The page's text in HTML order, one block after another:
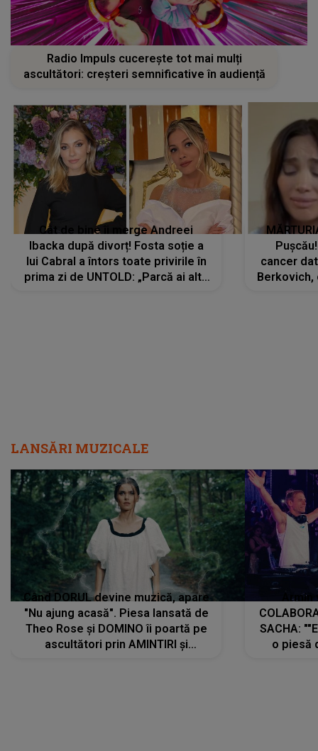
Radio Impuls cucerește tot mai mulți
ascultători: creșteri semnificative în audiență
Cât de bine îi merge Andreei
Ibacka după divorț! Fosta soție a
lui Cabral a întors toate privirile în
prima zi de UNTOLD: „Parcă ai altă
cancer
LANSĂRI MUZICALE
Când DORUL devine muzică, apare
"Nu ajung acasă". Piesa lansată de
Theo Rose și DOMINO îi poartă pe
ascultători prin AMINTIRI și
SACHA:
o piesă